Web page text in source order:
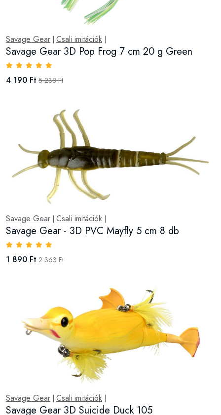
Savage Gear Csali imitációk
Savage Gear 3D Pop Frog 7 cm 20 g Green
4 190 Ft 5 238 Ft
Savage Gear Csali imitációk
Savage Gear - 3D PVC Mayfly 5 cm 8 db
1 890 Ft 2 363 Ft
Savage Gear Csali imitációk
Savage Gear 3D Suicide Duck 105